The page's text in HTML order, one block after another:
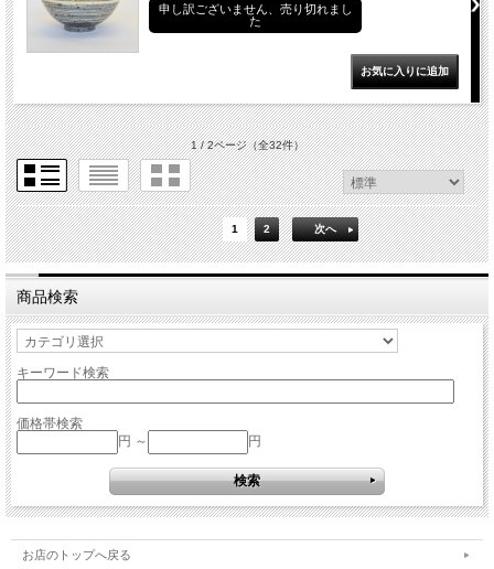
申し訳ございません、売り切れまし
た
1 / 2ページ（全32件）
1 2 次へ
商品検索
キーワード検索
価格帯検索
円 ～
円
お店のトップへ戻る